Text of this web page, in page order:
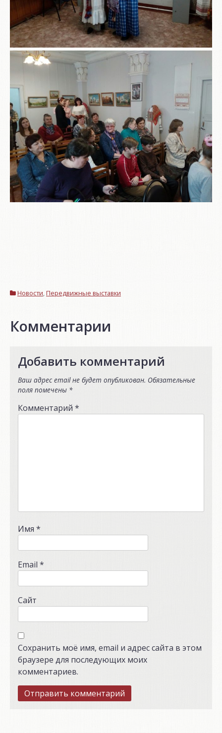
Новости,Передвижные выставки
Комментарии
Добавить комментарий
Ваш адрес email не будет опубликован. Обязательные
поля помечены *
Комментарий *
Имя *
Email *
Сайт
Сохранить моё имя, email и адрес сайта в этом
браузере для последующих моих
комментариев.